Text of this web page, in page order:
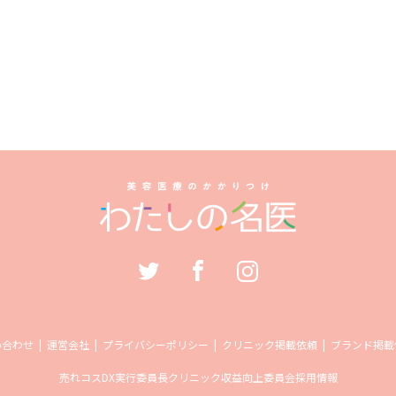
わせ 運営会社 プライバシーポリシー クリニック掲載依頼 ブランド掲
売れコスDX実行委員長クリニック収益向上委員会採用情報